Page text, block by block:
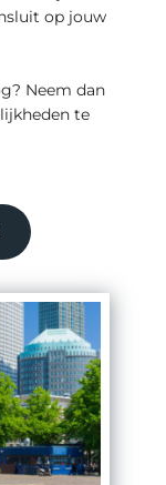
op jouw
Neem dan
te